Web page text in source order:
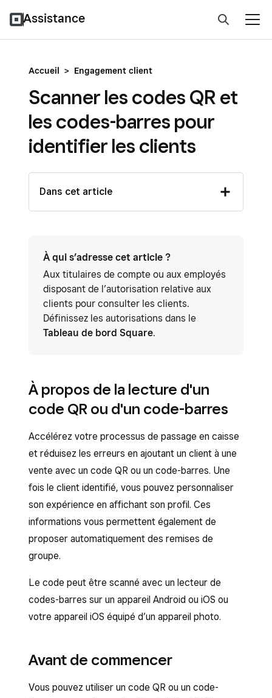
Assistance
Accueil > Engagement client
Scanner les codes QR et
les codes-barres pour
identifier les clients
Dans cet article
À qui s’adresse cet article ?
Aux titulaires de compte ou aux employés
disposant de l’autorisation relative aux
clients pour consulter les clients.
Définissez les autorisations dans le
Tableau de bord Square.
À propos de la lecture d'un
code QR ou d'un code-barres
Accélérez votre processus de passage en caisse
et réduisez les erreurs en ajoutant un client à une
vente avec un code QR ou un code-barres. Une
fois le client identifié, vous pouvez personnaliser
son expérience en affichant son profil. Ces
informations vous permettent également de
proposer automatiquement des remises de
groupe.
Le code peut être scanné avec un lecteur de
codes-barres sur un appareil Android ou iOS ou
votre appareil iOS équipé d’un appareil photo.
Avant de commencer
Vous pouvez utiliser un code QR ou un code-